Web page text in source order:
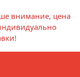
внимание, цена